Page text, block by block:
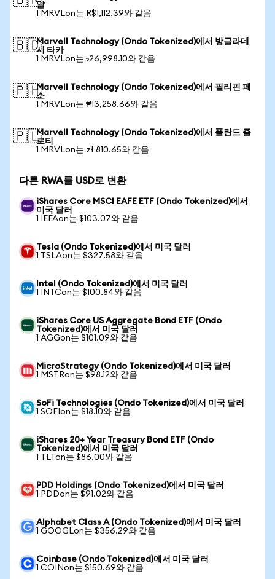
알
1 MRVLon는 R$1,112.39와 같음
🇧🇩Marvell Technology (Ondo Tokenized)에서 방글라데
시 타카
1 MRVLon는 ৳26,998.10와 같음
🇵🇭Marvell Technology (Ondo Tokenized)에서 필리핀 페
소
1 MRVLon는 ₱13,258.66와 같음
🇵🇱Marvell Technology (Ondo Tokenized)에서 폴란드 즐
로티
1 MRVLon는 zł 810.65와 같음
다른 RWA를 USD로 변환
iShares Core MSCI EAFE ETF (Ondo Tokenized)에서
미국 달러
1 IEFAon는 $103.07와 같음
Tesla (Ondo Tokenized)에서 미국 달러
1 TSLAon는 $327.58와 같음
Intel (Ondo Tokenized)에서 미국 달러
1 INTCon는 $100.84와 같음
iShares Core US Aggregate Bond ETF (Ondo
Tokenized)에서 미국 달러
1 AGGon는 $101.09와 같음
MicroStrategy (Ondo Tokenized)에서 미국 달러
1 MSTRon는 $98.12와 같음
SoFi Technologies (Ondo Tokenized)에서 미국 달러
1 SOFIon는 $18.10와 같음
iShares 20+ Year Treasury Bond ETF (Ondo
Tokenized)에서 미국 달러
1 TLTon는 $86.00와 같음
PDD Holdings (Ondo Tokenized)에서 미국 달러
1 PDDon는 $91.02와 같음
Alphabet Class A (Ondo Tokenized)에서 미국 달러
1 GOOGLon는 $356.29와 같음
Coinbase (Ondo Tokenized)에서 미국 달러
1 COINon는 $150.69와 같음